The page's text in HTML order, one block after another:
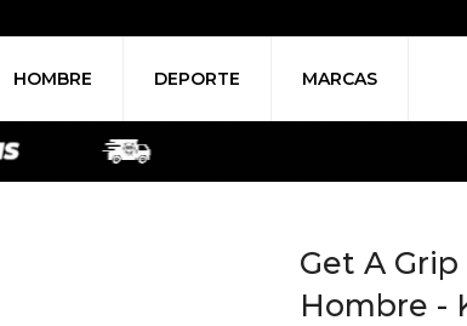
HOMBRE DEPORTE MARCAS
Get A
Hombre -